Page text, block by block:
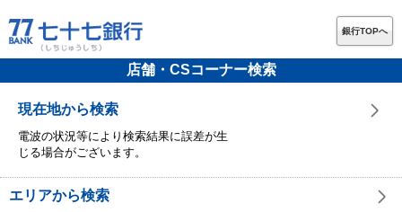
銀行TOPへ
店舗・CSコーナー検索
現在地から検索
電波の状況等により検索結果に誤差が生
じる場合がございます。
エリアから検索